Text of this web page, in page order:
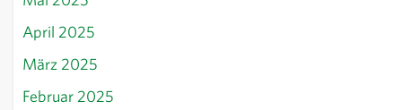
April 2025
März 2025
Februar 2025